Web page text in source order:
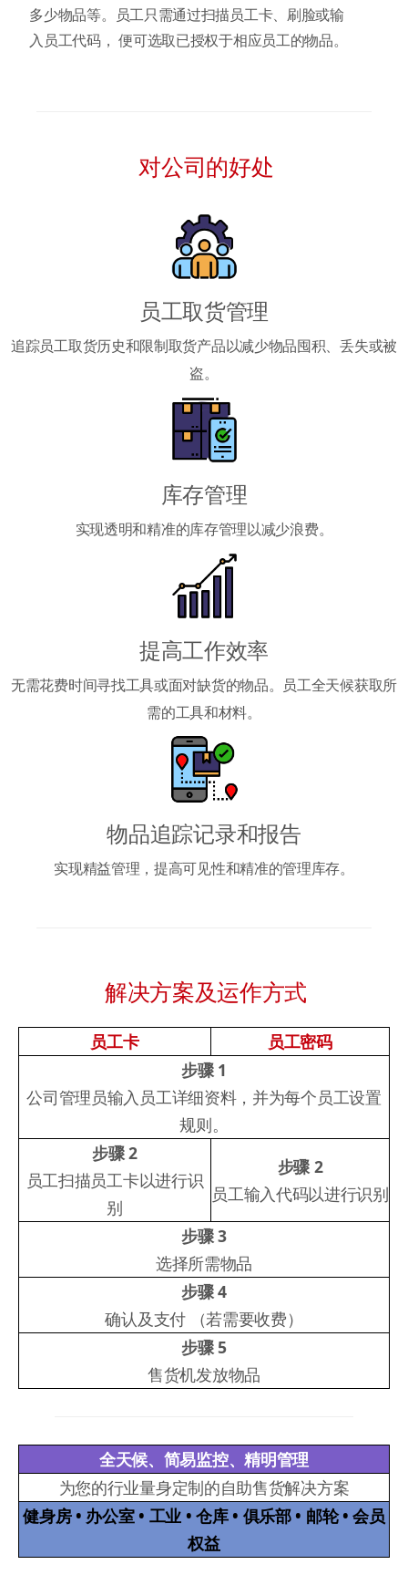
多少物品等。员工只需通过扫描员工卡、刷脸或输
入员工代码， 便可选取已授权于相应员工的物品。
对公司的好处
员工取货管理
追踪员工取货历史和限制取货产品以减少物品囤积、丢失或被
盗。
库存管理
实现透明和精准的库存管理以减少浪费。
提高工作效率
无需花费时间寻找工具或面对缺货的物品。员工全天候获取所
需的工具和材料。
物品追踪记录和报告
实现精益管理，提高可见性和精准的管理库存。
解决方案及运作方式
员工卡
员工密码
步骤 1
公司管理员输入员工详细资料，并为每个员工设置
规则。
步骤 2
员工扫描员工卡以进行识
别
步骤 2
员工输入代码以进行识别
步骤 3
选择所需物品
步骤 4
确认及支付 （若需要收费）
步骤 5
售货机发放物品
全天候、简易监控、精明管理
为您的行业量身定制的自助售货解决方案
健身房 • 办公室 • 工业 • 仓库 • 俱乐部 • 邮轮 • 会员
权益